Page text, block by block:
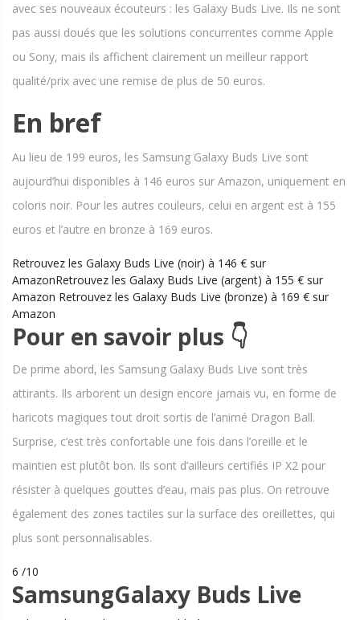
avec ses nouveaux écouteurs : les Galaxy Buds Live. Ils ne sont
pas aussi doués que les solutions concurrentes comme Apple
ou Sony, mais ils affichent clairement un meilleur rapport
qualité/prix avec une remise de plus de 50 euros.
En bref
Au lieu de 199 euros, les Samsung Galaxy Buds Live sont
aujourd’hui disponibles à 146 euros sur Amazon, uniquement en
coloris noir. Pour les autres couleurs, celui en argent est à 155
euros et l’autre en bronze à 169 euros.
Retrouvez les Galaxy Buds Live (noir) à 146 € sur
AmazonRetrouvez les Galaxy Buds Live (argent) à 155 € sur
Amazon Retrouvez les Galaxy Buds Live (bronze) à 169 € sur
Amazon
Pour en savoir plus 👇
De prime abord, les Samsung Galaxy Buds Live sont très
attirants. Ils arborent un design encore jamais vu, en forme de
haricots magiques tout droit sortis de l’animé Dragon Ball.
Surprise, c’est très confortable une fois dans l’oreille et le
maintien est plutôt bon. Ils sont d’ailleurs certifiés IP X2 pour
résister à quelques gouttes d’eau, mais pas plus. On retrouve
également des zones tactiles sur la surface des oreillettes, qui
plus sont personnalisables.
6 /10
SamsungGalaxy Buds Live